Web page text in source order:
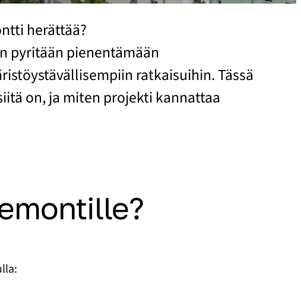
herättää?
pyritään pienentämään
ratkaisuihin. Tässä
on, ja miten projekti kannattaa